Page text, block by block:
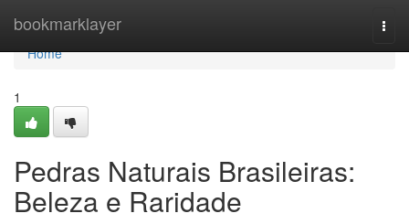
bookmarklayer
Home
Home
1
Pedras Naturais Brasileiras:
Beleza e Raridade